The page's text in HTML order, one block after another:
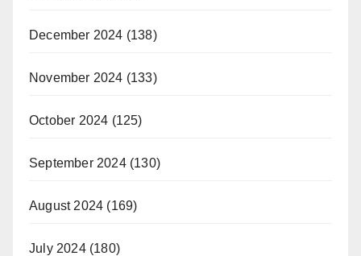
December 2024 (138)
November 2024 (133)
October 2024 (125)
September 2024(130)
August 2024 (169)
July 2024(180)